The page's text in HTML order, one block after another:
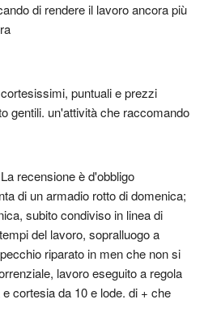
di rendere il lavoro ancora più
cortesissimi, puntuali e prezzi
gentili. un'attività che raccomando
La recensione è d'obbligo
di un armadio rotto di domenica;
subito condiviso in linea di
del lavoro, sopralluogo a
riparato in men che non si
lavoro eseguito a regola
cortesia da 10 e lode. di + che